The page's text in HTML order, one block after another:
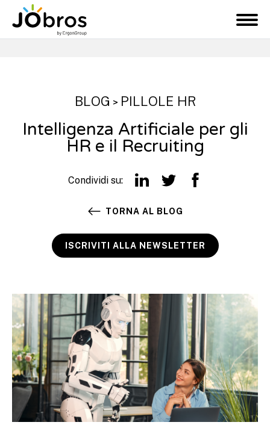
M
e
BLOG > PILLOLE HR
Intelligenza Artificiale per gli
HR e il Recruiting
Condividi su:
TORNA AL BLOG
ISCRIVITI ALLA NEWSLETTER